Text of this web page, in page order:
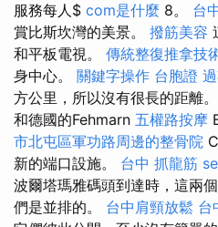
服務每人$ com是什麼 8。 台
賞比斯坎灣的美景。 撥筋美容
和平板電視。 傳統整復推拿技
身中心。 關鍵字操作 台胞證
方公里，所以沒有很長的距離
和德國的Fehmarn 五權路按摩
市北屯區軍功路周邊的整骨院
新的端口設施。 台中 抓龍筋
波爾塔瑪雅碼頭到達時，這兩
們是並排的。 台中肩頸放鬆 台